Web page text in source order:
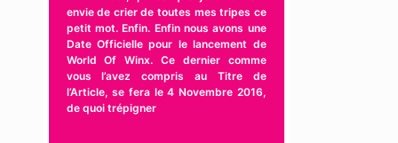
envie de crier de toutes mes tripes ce
petit mot. Enfin. Enfin nous avons une
Date Officielle pour le lancement de
World Of Winx. Ce dernier comme
vous l’avez compris au Titre de
l’Article, se fera le 4 Novembre 2016,
de quoi trépigner